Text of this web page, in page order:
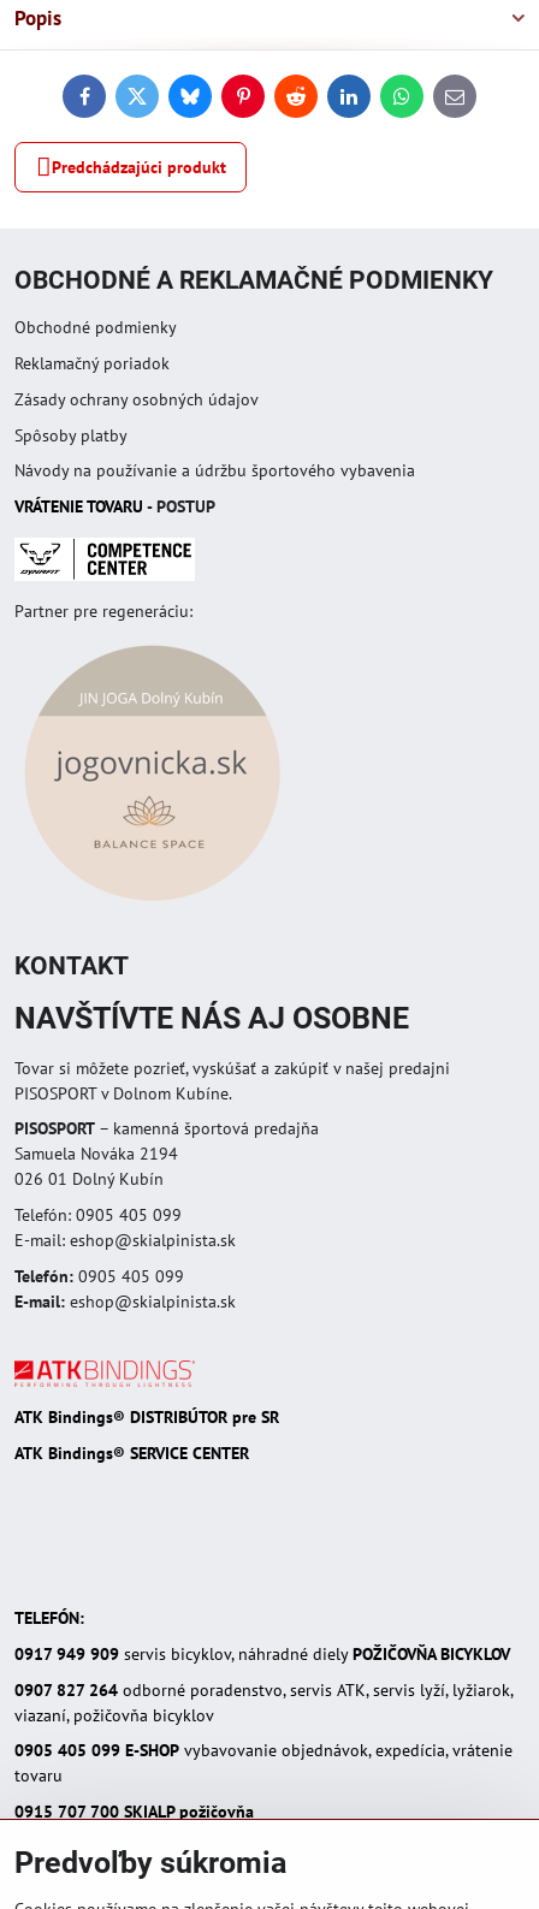
Popis
FacebookTwitterBlueskyPinterestReddit LinkedInWhatsApp
E-
mail
Predchádzajúci produkt
OBCHODNÉ A REKLAMAČNÉ PODMIENKY
Obchodné podmienky
Reklamačný poriadok
Zásady ochrany osobných údajov
Spôsoby platby
Návody na používanie a údržbu športového vybavenia
VRÁTENIE TOVARU - POSTUP
Partner pre regeneráciu:
KONTAKT
NAVŠTÍVTE NÁS AJ OSOBNE
Tovar si môžete pozrieť, vyskúšať a zakúpiť v našej predajni
PISOSPORT v Dolnom Kubíne.
PISOSPORT – kamenná športová predajňa
Samuela Nováka 2194
026 01 Dolný Kubín
Telefón: 0905 405 099
E-mail: eshop@skialpinista.sk
Telefón: 0905 405 099
E-mail: eshop@skialpinista.sk
ATK Bindings® DISTRIBÚTOR pre SR
ATK Bindings® SERVICE CENTER
TELEFÓN:
0917 949 909 servis bicyklov, náhradné dielyPOŽIČOVŇA BICYKLOV
0907 827 264 odborné poradenstvo, servis ATK, servis lyží, lyžiarok,
viazaní, požičovňa bicyklov
0905 405 099 E-SHOP vybavovanie objednávok, expedícia, vrátenie
tovaru
0915 707 700 SKIALP požičovňa
E-MAIL:
eshop(zavináč)skialpinista.sk
Predvoľby súkromia